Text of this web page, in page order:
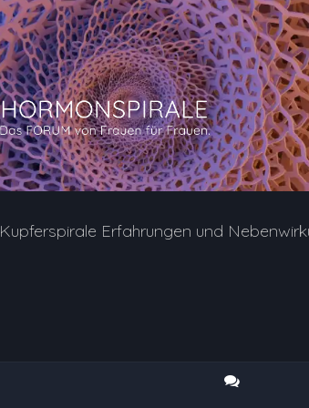
Kupferspirale Erfahrungen und